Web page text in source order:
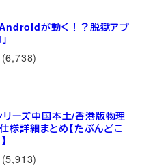
が動く！？脱獄アプ
(6,738)
ーズ中国本土/香港版物理
様詳細まとめ【たぶんどこ
(5,913)